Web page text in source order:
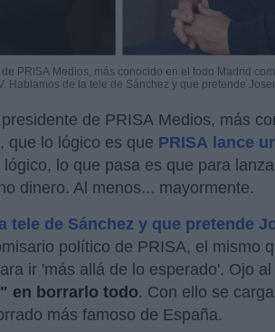
PRISA Medios, más conocido en el todo Madrid
Hablamos de la tele de Sánchez y que pretende
de PRISA Medios, más
que lo lógico es que PRISA lance
lo que pasa es que para
dinero. Al menos... mayormente.
tele de Sánchez y que pretende
político de PRISA, el mismo
ir 'más allá de lo esperado'. Ojo
en borrarlo todo. Con ello se
más famoso de España.